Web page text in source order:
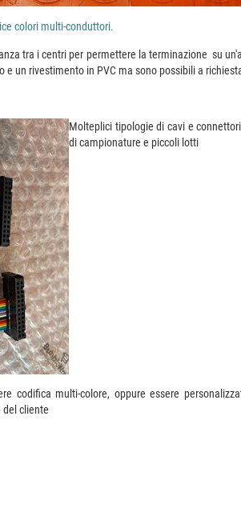
colori multi-conduttori.
tra i centri per permettere la terminazione su
e un rivestimento in PVC ma sono possibili a
Molteplici tipologie di cavi e
di campionature e piccoli lotti
codifica multi-colore, oppure essere
del cliente